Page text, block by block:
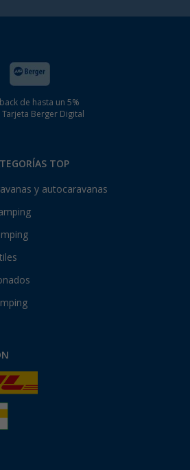
de hasta un 5%
Tarjeta Berger Digital
TOP
y autocaravanas